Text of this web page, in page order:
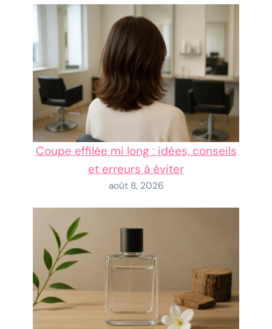
Coupe effilée mi long : idées, conseils
et erreurs à éviter
août 8, 2026